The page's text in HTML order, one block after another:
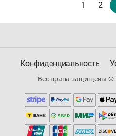
1 2
Конфиденциальность
Все права защищены ©